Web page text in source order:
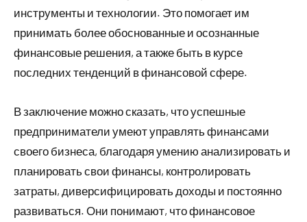
инструменты и технологии. Это помогает им
принимать более обоснованные и осознанные
финансовые решения, а также быть в курсе
последних тенденций в финансовой сфере.
В заключение можно сказать, что успешные
предприниматели умеют управлять финансами
своего бизнеса, благодаря умению анализировать и
планировать свои финансы, контролировать
затраты, диверсифицировать доходы и постоянно
развиваться. Они понимают, что финансовое